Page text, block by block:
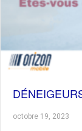
octobre 19, 2023